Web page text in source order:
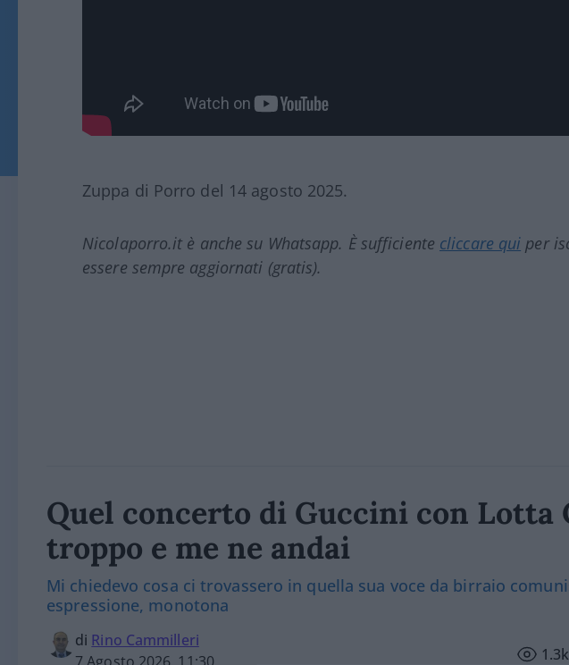
Zuppa di Porro del 14 agosto 2025.
Nicolaporro.it è anche su Whatsapp. È sufficiente cliccare qui per
essere sempre aggiornati (gratis).
Quel concerto di Guccini con Lotta
troppo e me ne andai
Mi chiedevo cosa ci trovassero in quella sua voce da birraio
espressione, monotona
di Rino Cammilleri
1.3k